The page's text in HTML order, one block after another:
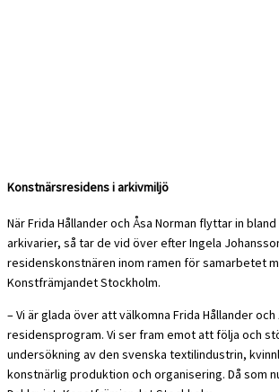
Konstnärsresidens i arkivmiljö
När Frida Hållander och Åsa Norman flyttar in
arkivarier, så tar de vid över efter Ingela
residenskonstnären inom ramen för samarbetet
Konstfrämjandet Stockholm.
– Vi är glada över att välkomna Frida Hållander
residensprogram. Vi ser fram emot att följa och
undersökning av den svenska textilindustrin,
konstnärlig produktion och organisering. Då som